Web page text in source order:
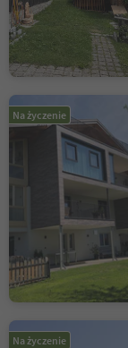
Na życzenie
Na życzenie